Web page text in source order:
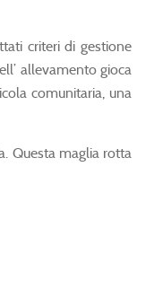
criteri di gestione
allevamento gioca
comunitaria, una
Questa maglia rotta